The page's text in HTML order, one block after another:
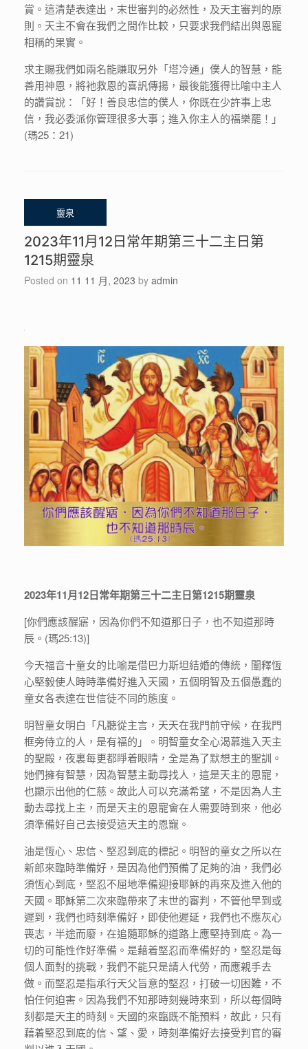
賞。這清楚表達出，末世審判的必然性，及天主審判的原
則。天主不會在我們之間作比較，只要求我們結出與恩寵
相稱的果實。
求主賜我們如兩名能賺取另外「塔冷通」僕人的智慧，能
善用神恩，將衪救恩的喜訉傳揚，最後能獲得比喻中主人
的讚賞說：「好！善良忠信的僕人，你既在少許事上忠
信，我必委派你管理很多大事；進入你主人的福樂罷！」
(瑪25：21)
2023年11月12日常年期第三十二主日第
1215期靈泉
Posted on 11 11 月, 2023 by admin
2023年11月12日常年期第三十二主日第1215期靈泉
[你們應該醒寤，因為你們不知道那日子，也不知道那時
辰。(瑪25:13)]
今天福音十童女的比喻是借巴力斯坦結婚的傳統，闡釋恆
心堅毅使人時時準備好進入天國，五個明智及五個愚蠢的
童女各表達在世信徒不同的態度。
明智童女明白「凡聽從主言，天天在我門前守候，在我門
框旁侍立的人，是有福的」。明智童女全心渴慕進入天主
的聖殿，夜裏每更都睜着眼睛，全是為了默想主的聖訓。
她們擁有智慧，因為智慧主動尋找人，這是天主的恩寵，
也顯示出他的仁慈。故此人可以充滿希望，不是因為人主
動去尋找上主，而是天主的恩寵會在人需要時到來，他必
須準備好自己去接受這天主的恩寵。
油是恆心、忠信、堅忍到底的標記。明智的童女之所以在
新郎來臨時準備好，是因為他們預備了足夠的油，我們必
須恆心到底，堅忍不屈地準備迎接耶穌的再來及進入他的
天國。耶穌第二次來臨帶來了末世的審判，不管他早到或
遲到，我們也時刻準備好，即使他遲延，我們也不應灰心
喪志，半途而廢，在追隨耶穌的道路上應堅持到底。為一
切的可能性作好準備。是藉着堅忍而準備好的，堅忍是每
個人面對的挑戰，我們不能只是請人代勞，而應親手去
做。而堅忍是指承行天父旨意的堅忍，打破一切困難，不
怕任何迫害。因為我們不知那時刻幾時來到，所以每個時
刻都是天主的時刻。天國的來臨既不能預料，故此，只有
藉着堅忍到底的信、望、愛，時刻準備好去接受判官的審